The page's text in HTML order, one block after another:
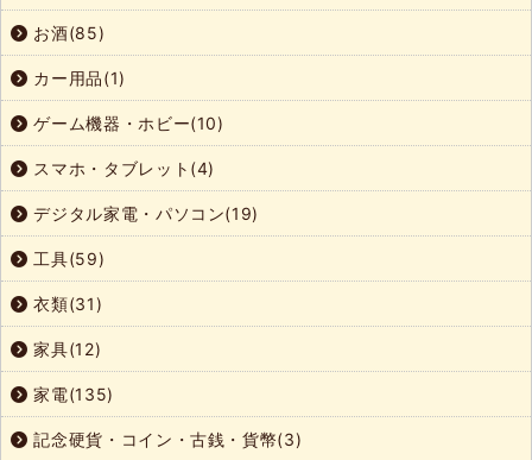
お酒(85)
カー用品(1)
ゲーム機器・ホビー(10)
スマホ・タブレット(4)
デジタル家電・パソコン(19)
工具(59)
衣類(31)
家具(12)
家電(135)
記念硬貨・コイン・古銭・貨幣(3)